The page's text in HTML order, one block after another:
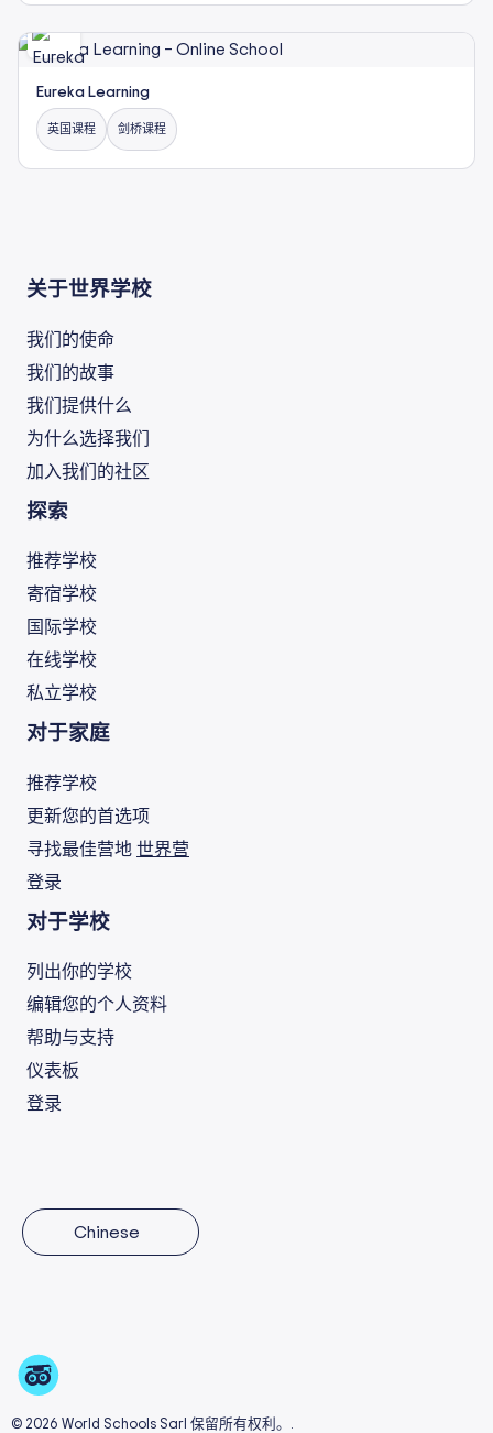
Eureka Learning
英国课程 剑桥课程
关于世界学校
我们的使命
我们的故事
我们提供什么
为什么选择我们
加入我们的社区
探索
推荐学校
寄宿学校
国际学校
在线学校
私立学校
对于家庭
推荐学校
更新您的首选项
寻找最佳营地 世界营
登录
对于学校
列出你的学校
编辑您的个人资料
帮助与支持
仪表板
登录
© 2026 World Schools Sarl 保留所有权利。.
Chinese